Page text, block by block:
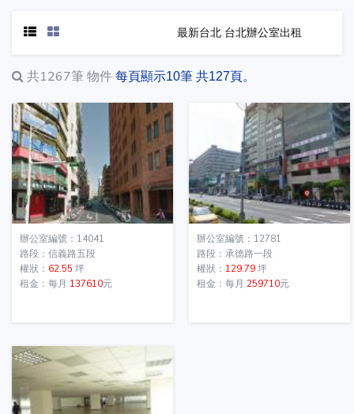
最新台北 台北辦公室出租
共1267筆 物件 每頁顯示10筆 共127頁。
辦公室編號：14041
路段：信義路五段
權狀： 62.55 坪
租金：每月 137610元
辦公室編號：12781
路段：承德路一段
權狀： 129.79坪
租金：每月 259710元